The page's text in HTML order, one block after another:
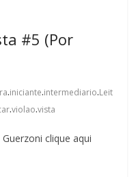
#5 (Por
.iniciante.intermediario.Leit
.violao.vista
Guerzoni clique aqui